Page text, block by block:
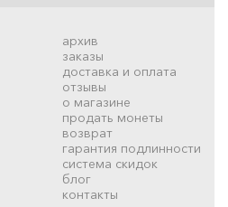
архив
заказы
доставка и оплата
отзывы
о магазине
продать монеты
возврат
гарантия подлинности
система скидок
блог
контакты